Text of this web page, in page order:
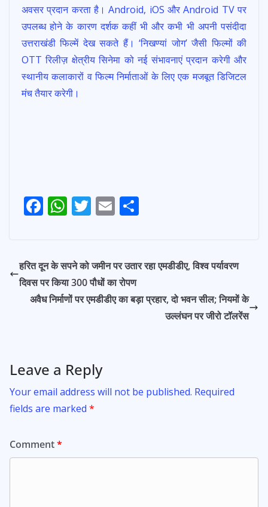
अवसर प्रदान करता है। Android, iOS और Android TV पर
उपलब्ध होने के कारण दर्शक कहीं भी और कभी भी अपनी पसंदीदा
उत्तराखंडी फिल्में देख सकते हैं। ‘निखण्यां जोग’ जैसी फिल्मों की
OTT रिलीज़ क्षेत्रीय सिनेमा को नई संभावनाएं प्रदान करेगी और
स्थानीय कलाकारों व फिल्म निर्माताओं के लिए एक मजबूत डिजिटल
मंच तैयार करेगी।
Post
F
b
o
o
W
s
A
p
T
er
E
l e
हरित दून के सपने को जमीन पर उतार रहा एमडीडीए, विश्व पर्यावरण
दिवस पर किया 300 पौधों का रोपण
अवैध निर्माणों पर एमडीडीए का बड़ा प्रहार, दो भवन सील; नियमों के
उल्लंघन पर जीरो टॉलरेंस
Leave a Reply
Your email address will not be published. Required
fields are marked *
Comment*